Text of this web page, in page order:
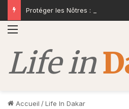
Protéger les Nôtres : Pour une
Menu
Accueil /Life In Dakar